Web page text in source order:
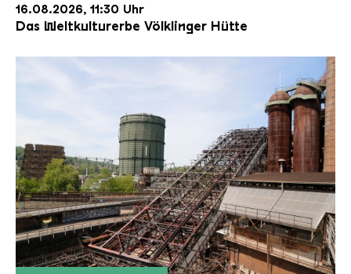
16.08.2026, 11:30 Uhr
Das Weltkulturerbe Völklinger Hütte